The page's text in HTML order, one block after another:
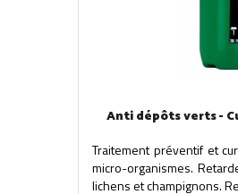
Anti dépôts verts -
Traitement préventif et
micro-organismes.
lichens et champignons.